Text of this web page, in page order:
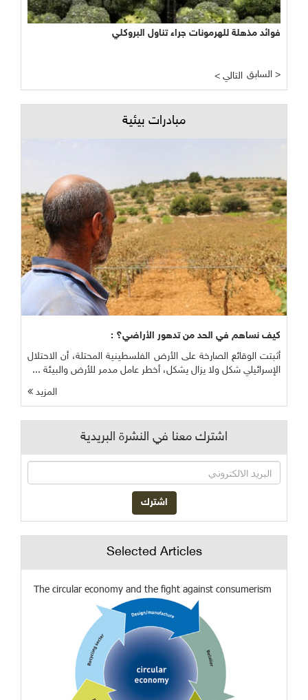
فوائد مذهلة للهرمونات جراء تناول البروكلي
< التالي السابق >
مبادرات بيئية
كيف نساهم في الحد من تدهور الأراضي؟ :
أثبتت الوقائع الصارخة على الأرض الفلسطينية المحتلة، أن الاحتلال
الإسرائيلي شكل ولا يزال يشكل، أخطر عامل مدمر للأرض والبيئة ...
المزيد
اشترك معنا في النشرة البريدية
Selected Articles
The circular economy and the fight against consumerism